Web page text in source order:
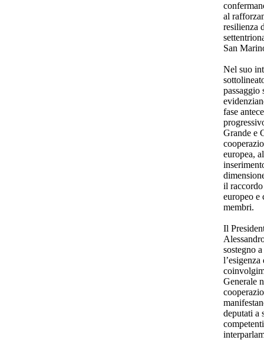
al
resilienza
San
Nel suo
passaggio
fase
Grande e
europea,
il
europeo e
membri.
Il
sostegno
Generale
deputati a